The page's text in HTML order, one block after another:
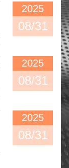
2025
08/31
2025
08/31
2025
08/31